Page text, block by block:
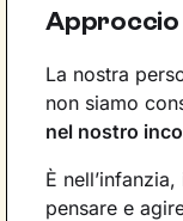
Approccio
La nostra
non siamo
nel nostro
È
pensare e